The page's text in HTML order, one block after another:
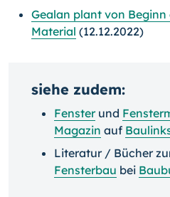
Gealan plant von
Material (12.12.2022)
siehe zudem:
Fensterund
Magazin auf
Literatur / Bücher
Fensterbau bei